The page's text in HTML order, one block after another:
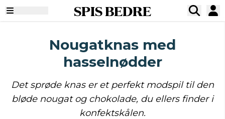
SPIS BEDRE
Nougatknas med
hasselnødder
Det sprøde knas er et perfekt modspil til den
bløde nougat og chokolade, du ellers finder i
konfektskålen.